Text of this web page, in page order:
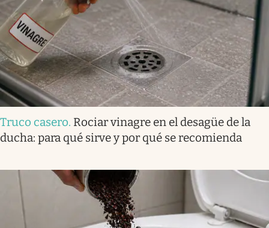
Truco casero. Rociar vinagre en el desagüe de la
ducha: para qué sirve y por qué se recomienda